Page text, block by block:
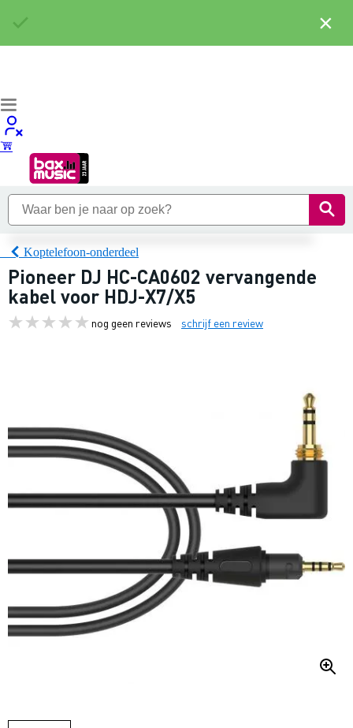
Koptelefoon-onderdeel
Pioneer DJ HC-CA0602 vervangende
kabel voor HDJ-X7/X5
nog geen reviews schrijf een review
×